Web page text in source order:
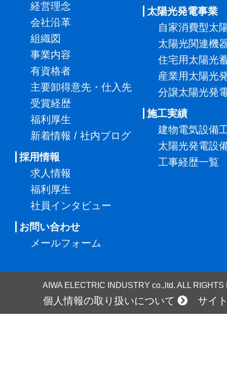
経営理念
会社沿革
組織図
事業内容
有資格者
主要卸得意先・仕入先
受賞経歴
福利厚生
新着情報 / 社内ブログ
採用情報
求人情報
福利厚生
社員インタビュー
お問い合わせ
メールフォーム
太陽光発電事業
自家消費型太
太陽光関連機
住宅用太陽光
産業用太陽光
分譲太陽光発
施工実績
建物電気設備
太陽光発電設
工事経歴一覧
AIWA ELECTRIC INDUSTRY co.,ltd. ALL
個人情報の取り扱いについて サイ